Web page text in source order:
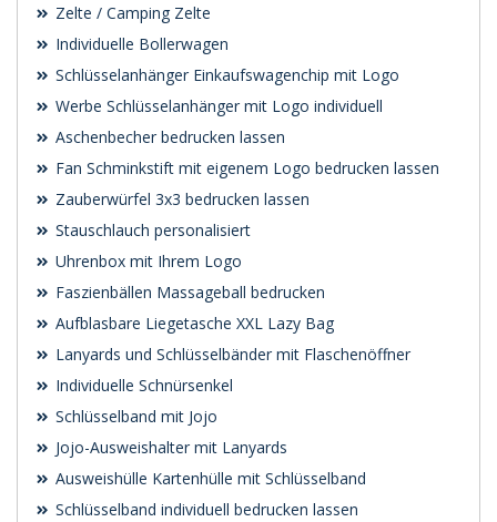
Zelte / Camping Zelte
Individuelle Bollerwagen
Schlüsselanhänger Einkaufswagenchip mit Logo
Werbe Schlüsselanhänger mit Logo individuell
Aschenbecher bedrucken lassen
Fan Schminkstift mit eigenem Logo bedrucken lassen
Zauberwürfel 3x3 bedrucken lassen
Stauschlauch personalisiert
Uhrenbox mit Ihrem Logo
Faszienbällen Massageball bedrucken
Aufblasbare Liegetasche XXL Lazy Bag
Lanyards und Schlüsselbänder mit Flaschenöffner
Individuelle Schnürsenkel
Schlüsselband mit Jojo
Jojo-Ausweishalter mit Lanyards
Ausweishülle Kartenhülle mit Schlüsselband
Schlüsselband individuell bedrucken lassen